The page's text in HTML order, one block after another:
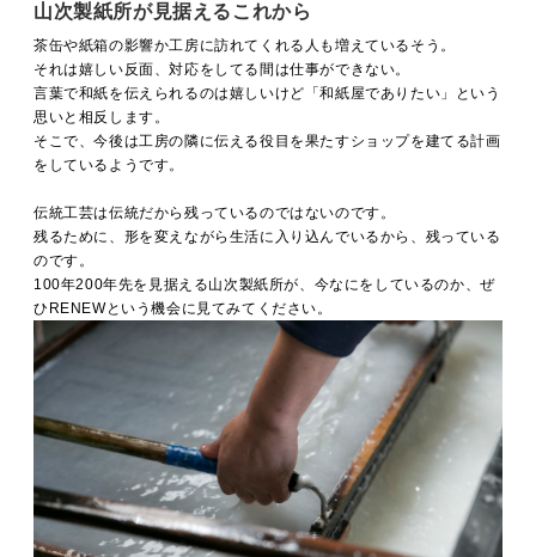
山次製紙所が見据えるこれから
茶缶や紙箱の影響か工房に訪れてくれる人も増えているそう。
それは嬉しい反面、対応をしてる間は仕事ができない。
言葉で和紙を伝えられるのは嬉しいけど「和紙屋でありたい」という
思いと相反します。
そこで、今後は工房の隣に伝える役目を果たすショップを建てる計画
をしているようです。
伝統工芸は伝統だから残っているのではないのです。
残るために、形を変えながら生活に入り込んでいるから、残っている
のです。
100年200年先を見据える山次製紙所が、今なにをしているのか、ぜ
ひRENEWという機会に見てみてください。